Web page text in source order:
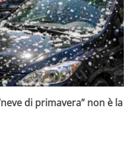
di primavera” non è la